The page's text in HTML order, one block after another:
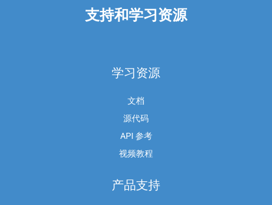
支持和学习资源
学习资源
文档
源代码
API 参考
视频教程
产品支持